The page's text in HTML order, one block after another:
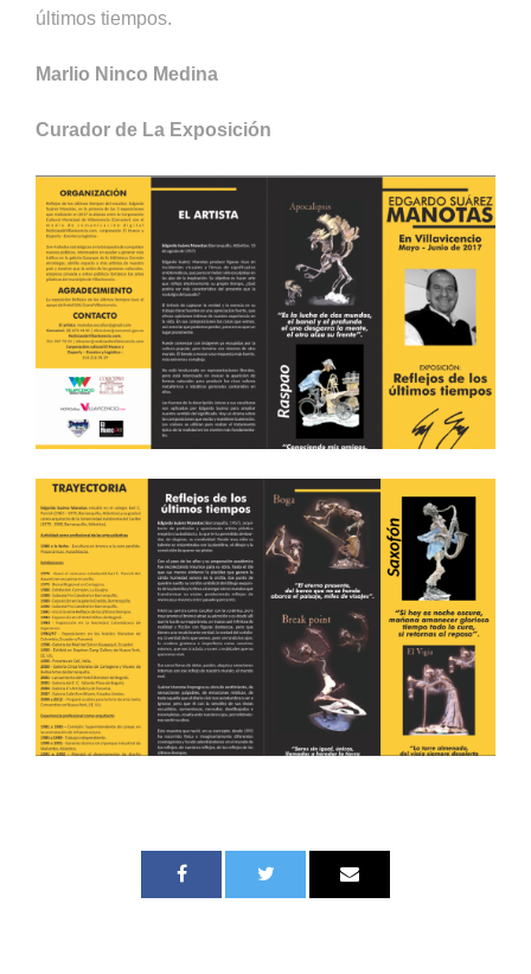
últimos tiempos.
Marlio Ninco Medina
Curador de La Exposición